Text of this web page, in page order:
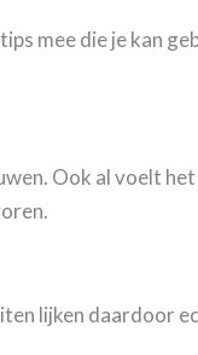
mee die je kan
Ook al voelt
lijken daardoor